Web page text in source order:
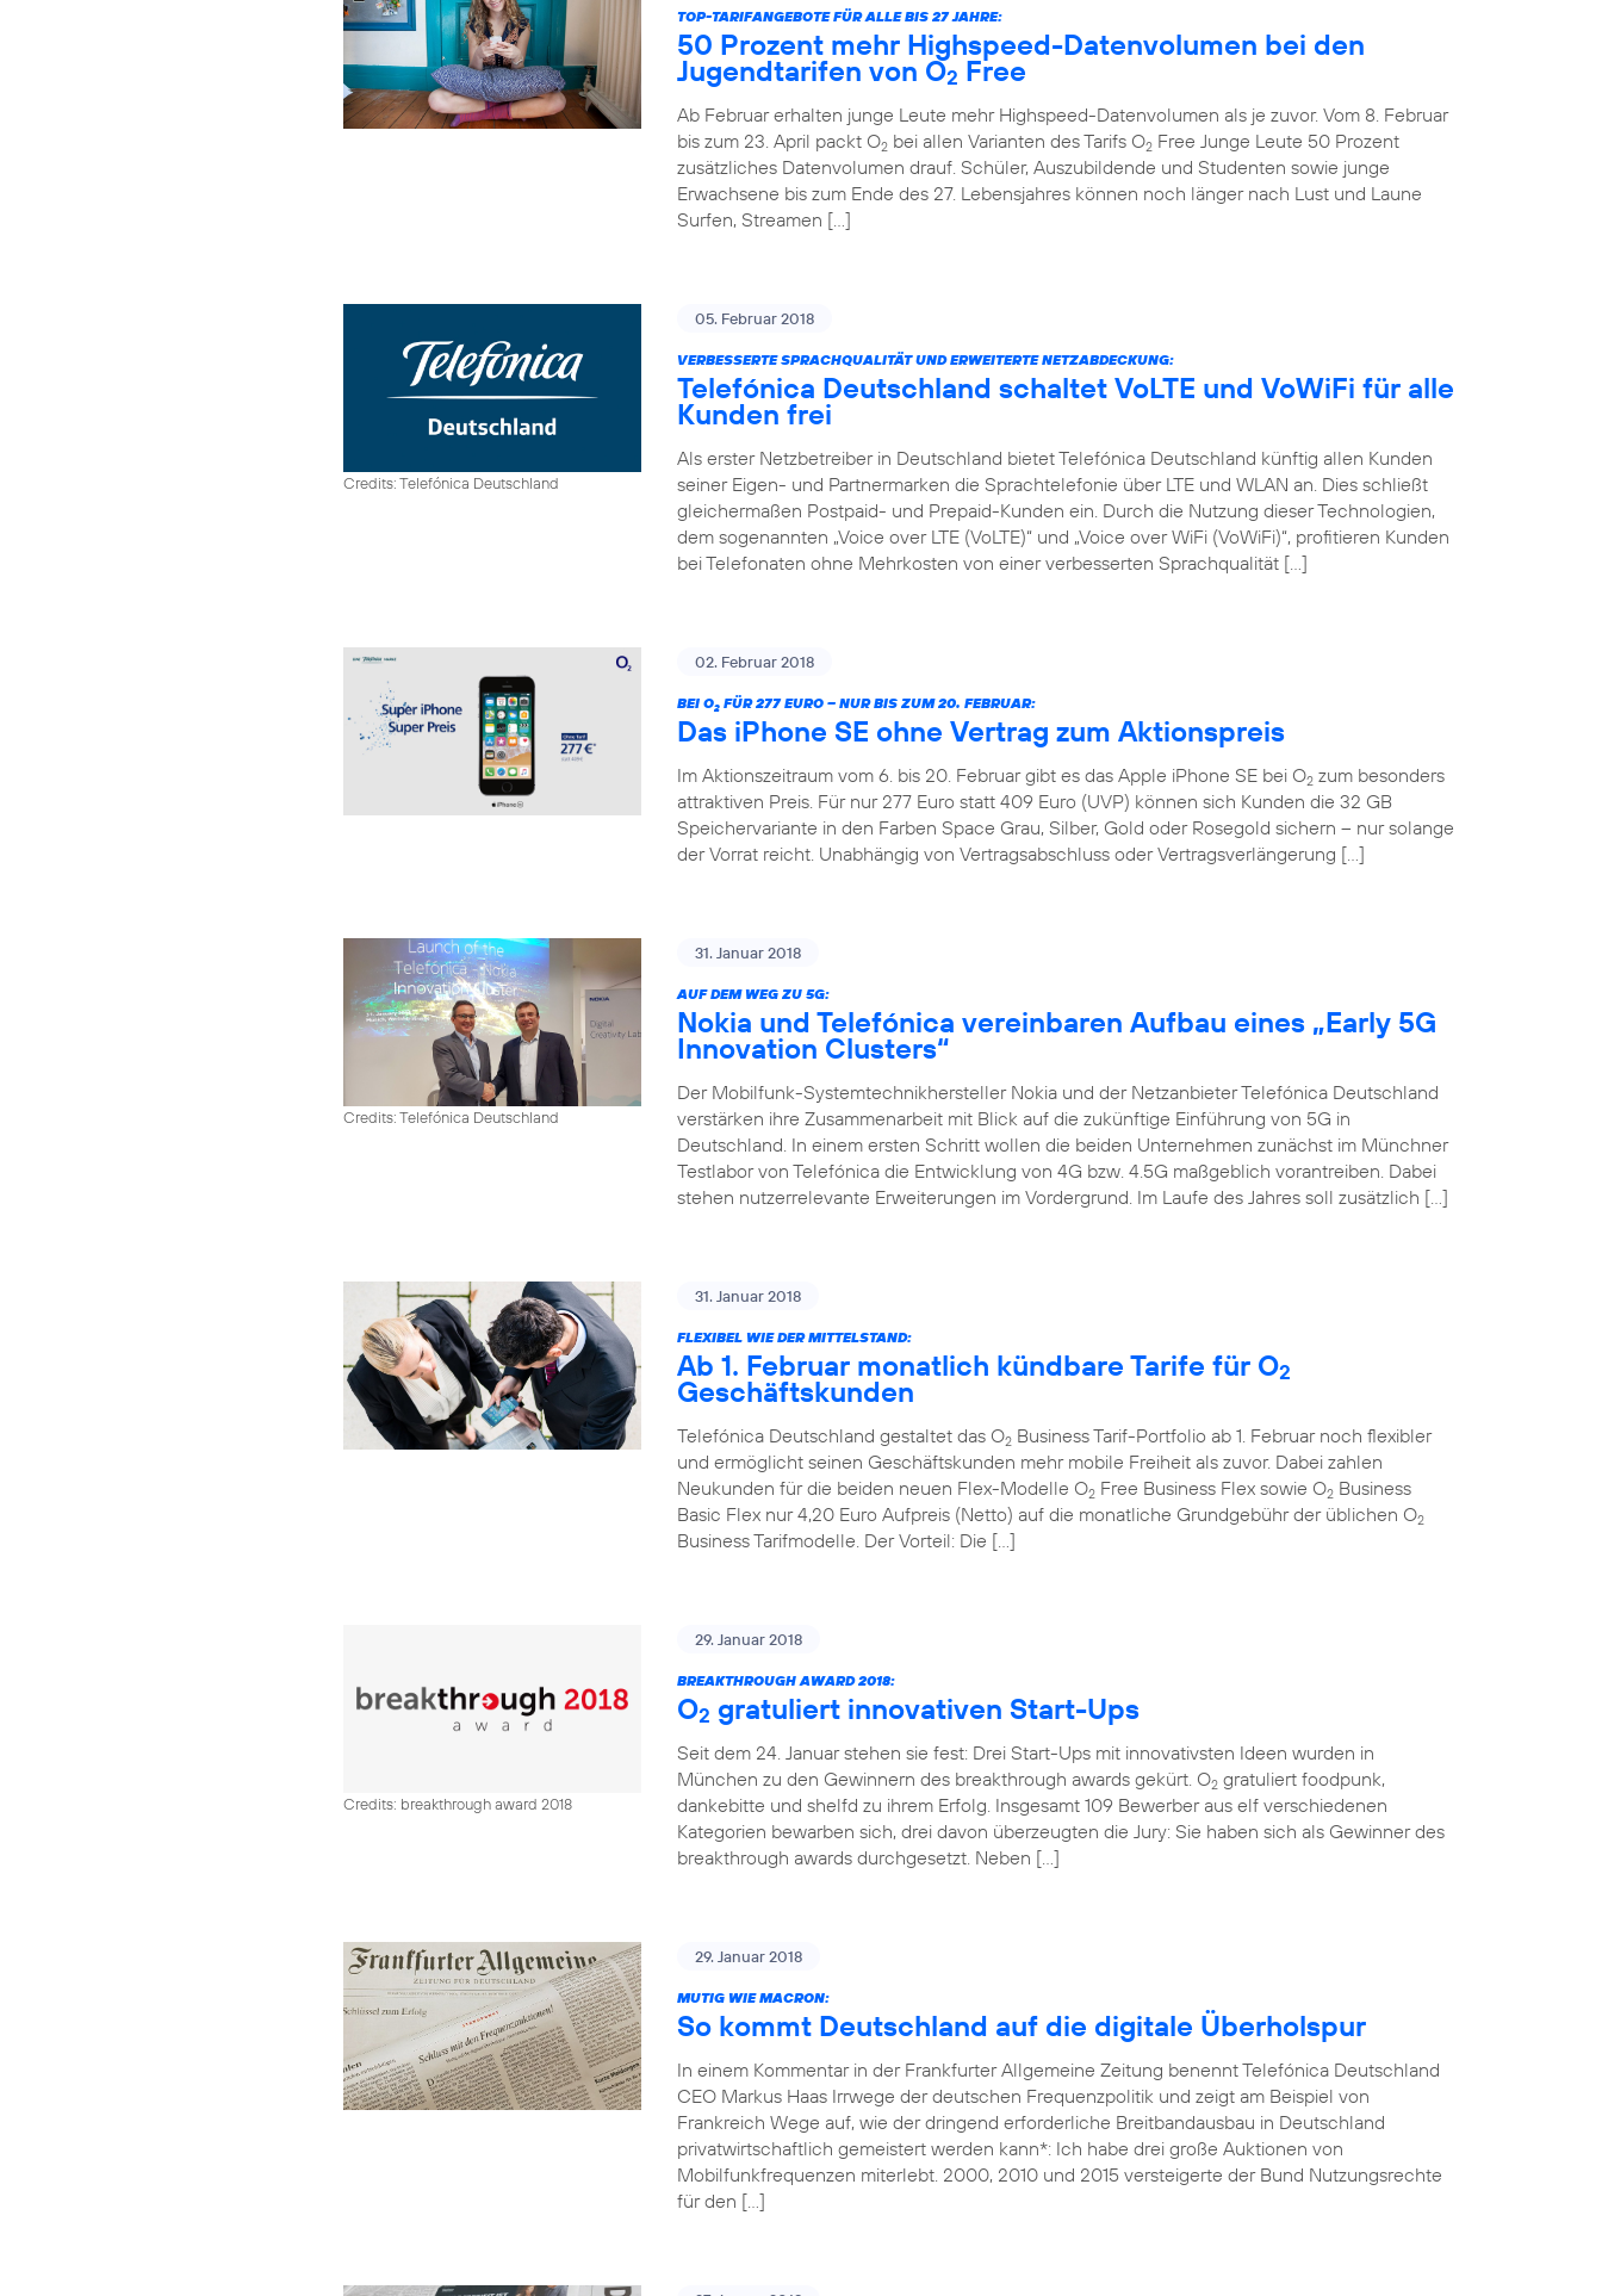
TOP-TARIFANGEBOTE FÜR ALLE BIS 27 JAHRE:
50 Prozent mehr Highspeed-Datenvolumen bei den
Jugendtarifen von O2 Free
Ab Februar erhalten junge Leute mehr Highspeed-Datenvolumen als je zuvor. Vom 8. Februar
bis zum 23. April packt O2 bei allen Varianten des Tarifs O2 Free Junge Leute 50 Prozent
zusätzliches Datenvolumen drauf. Schüler, Auszubildende und Studenten sowie junge
Erwachsene bis zum Ende des 27. Lebensjahres können noch länger nach Lust und Laune
Surfen, Streamen […]
Credits: Telefónica Deutschland
05. Februar 2018
VERBESSERTE SPRACHQUALITÄT UND ERWEITERTE NETZABDECKUNG:
Telefónica Deutschland schaltet VoLTE und VoWiFi für alle
Kunden frei
Als erster Netzbetreiber in Deutschland bietet Telefónica Deutschland künftig allen Kunden
seiner Eigen- und Partnermarken die Sprachtelefonie über LTE und WLAN an. Dies schließt
gleichermaßen Postpaid- und Prepaid-Kunden ein. Durch die Nutzung dieser Technologien,
dem sogenannten „Voice over LTE (VoLTE)“ und „Voice over WiFi (VoWiFi)“, profitieren Kunden
bei Telefonaten ohne Mehrkosten von einer verbesserten Sprachqualität […]
02. Februar 2018
BEI O2 FÜR 277 EURO – NUR BIS ZUM 20. FEBRUAR:
Das iPhone SE ohne Vertrag zum Aktionspreis
Im Aktionszeitraum vom 6. bis 20. Februar gibt es das Apple iPhone SE bei O2 zum besonders
attraktiven Preis. Für nur 277 Euro statt 409 Euro (UVP) können sich Kunden die 32 GB
Speichervariante in den Farben Space Grau, Silber, Gold oder Rosegold sichern – nur solange
der Vorrat reicht. Unabhängig von Vertragsabschluss oder Vertragsverlängerung […]
Credits: Telefónica Deutschland
31. Januar 2018
AUF DEM WEG ZU 5G:
Nokia und Telefónica vereinbaren Aufbau eines „Early 5G
Innovation Clusters“
Der Mobilfunk-Systemtechnikhersteller Nokia und der Netzanbieter Telefónica Deutschland
verstärken ihre Zusammenarbeit mit Blick auf die zukünftige Einführung von 5G in
Deutschland. In einem ersten Schritt wollen die beiden Unternehmen zunächst im Münchner
Testlabor von Telefónica die Entwicklung von 4G bzw. 4.5G maßgeblich vorantreiben. Dabei
stehen nutzerrelevante Erweiterungen im Vordergrund. Im Laufe des Jahres soll zusätzlich […]
31. Januar 2018
FLEXIBEL WIE DER MITTELSTAND:
Ab 1. Februar monatlich kündbare Tarife für O2
Geschäftskunden
Telefónica Deutschland gestaltet das O2 Business Tarif-Portfolio ab 1. Februar noch flexibler
und ermöglicht seinen Geschäftskunden mehr mobile Freiheit als zuvor. Dabei zahlen
Neukunden für die beiden neuen Flex-Modelle O2 Free Business Flex sowie O2 Business
Basic Flex nur 4,20 Euro Aufpreis (Netto) auf die monatliche Grundgebühr der üblichen O2
Business Tarifmodelle. Der Vorteil: Die […]
Credits: breakthrough award 2018
29. Januar 2018
BREAKTHROUGH AWARD 2018:
O2 gratuliert innovativen Start-Ups
Seit dem 24. Januar stehen sie fest: Drei Start-Ups mit innovativsten Ideen wurden in
München zu den Gewinnern des breakthrough awards gekürt. O2 gratuliert foodpunk,
dankebitte und shelfd zu ihrem Erfolg. Insgesamt 109 Bewerber aus elf verschiedenen
Kategorien bewarben sich, drei davon überzeugten die Jury: Sie haben sich als Gewinner des
breakthrough awards durchgesetzt. Neben […]
29. Januar 2018
MUTIG WIE MACRON:
So kommt Deutschland auf die digitale Überholspur
In einem Kommentar in der Frankfurter Allgemeine Zeitung benennt Telefónica Deutschland
CEO Markus Haas Irrwege der deutschen Frequenzpolitik und zeigt am Beispiel von
Frankreich Wege auf, wie der dringend erforderliche Breitbandausbau in Deutschland
privatwirtschaftlich gemeistert werden kann*: Ich habe drei große Auktionen von
Mobilfunkfrequenzen miterlebt. 2000, 2010 und 2015 versteigerte der Bund Nutzungsrechte
für den […]